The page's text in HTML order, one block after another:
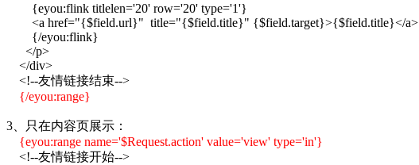
{eyou:flink titlelen='20' row='20' type='1'}
<a href="{$field.url}" title="{$field.title}" {$field.target}>{$field.title}</a>
{/eyou:flink}
</p>
</div>
<!--友情链接结束-->
{/eyou:range}
3、只在内容页展示：
{eyou:range name='$Request.action' value='view' type='in'}
<!--友情链接开始-->